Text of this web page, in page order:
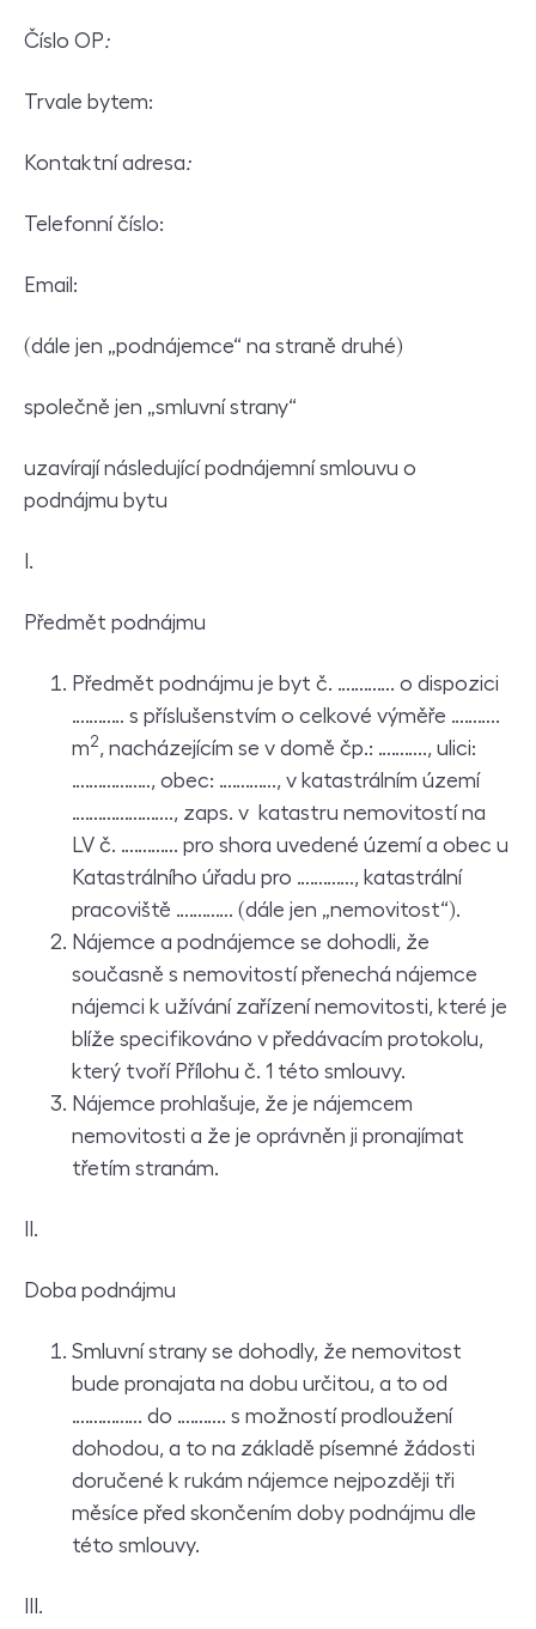
Číslo OP:
Trvale bytem:
Kontaktní adresa:
Telefonní číslo:
Email:
(dále jen „podnájemce“ na straně druhé)
společně jen „smluvní strany“
uzavírají následující podnájemní smlouvu o
podnájmu bytu
I.
Předmět podnájmu
Předmět podnájmu je byt č. …………. o dispozici
………… s příslušenstvím o celkové výměře ………..
m2, nacházejícím se v domě čp.: ……….., ulici:
………………, obec: …………., v katastrálním území
………………….., zaps. v katastru nemovitostí na
LV č. …………. pro shora uvedené území a obec u
Katastrálního úřadu pro …………., katastrální
pracoviště …………. (dále jen „nemovitost“).
Nájemce a podnájemce se dohodli, že
současně s nemovitostí přenechá nájemce
nájemci k užívání zařízení nemovitosti, které je
blíže specifikováno v předávacím protokolu,
který tvoří Přílohu č. 1 této smlouvy.
Nájemce prohlašuje, že je nájemcem
nemovitosti a že je oprávněn ji pronajímat
třetím stranám.
II.
Doba podnájmu
Smluvní strany se dohodly, že nemovitost
bude pronajata na dobu určitou, a to od
……………. do ……….. s možností prodloužení
dohodou, a to na základě písemné žádosti
doručené k rukám nájemce nejpozději tři
měsíce před skončením doby podnájmu dle
této smlouvy.
III.